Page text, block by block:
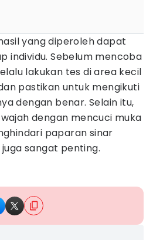
yang diperoleh dapat
individu. Sebelum mencoba
lakukan tes di area kecil
pastikan untuk mengikuti
dengan benar. Selain itu,
dengan mencuci muka
paparan sinar
sangat penting.